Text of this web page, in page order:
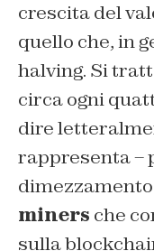
crescita del
quello che, in
halving. Si
circa ogni
dire
rappresenta –
miners che
sulla